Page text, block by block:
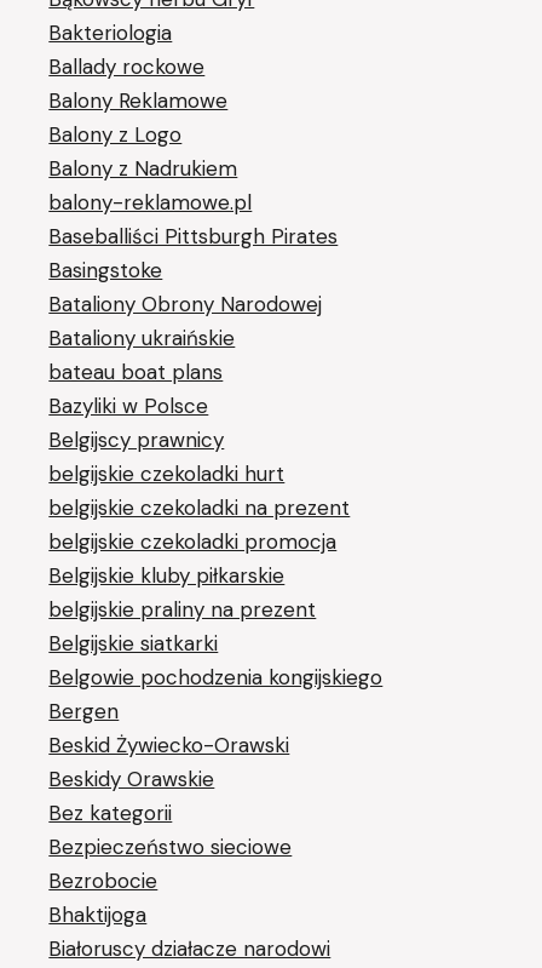
Bakteriologia
Ballady rockowe
Balony Reklamowe
Balony z Logo
Balony z Nadrukiem
balony-reklamowe.pl
Baseballiści Pittsburgh Pirates
Basingstoke
Bataliony Obrony Narodowej
Bataliony ukraińskie
bateau boat plans
Bazyliki w Polsce
Belgijscy prawnicy
belgijskie czekoladki hurt
belgijskie czekoladki na prezent
belgijskie czekoladki promocja
Belgijskie kluby piłkarskie
belgijskie praliny na prezent
Belgijskie siatkarki
Belgowie pochodzenia kongijskiego
Bergen
Beskid Żywiecko-Orawski
Beskidy Orawskie
Bez kategorii
Bezpieczeństwo sieciowe
Bezrobocie
Bhaktijoga
Białoruscy działacze narodowi